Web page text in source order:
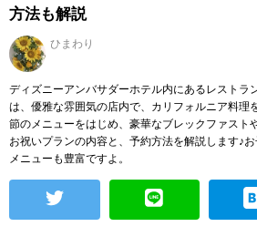
方法も解説
ひまわり
ディズニーアンバサダーホテル内にあるレストラ
は、優雅な雰囲気の店内で、カリフォルニア料理
節のメニューをはじめ、豪華なブレックファスト
お祝いプランの内容と、予約方法を解説します♪
メニューも豊富ですよ。